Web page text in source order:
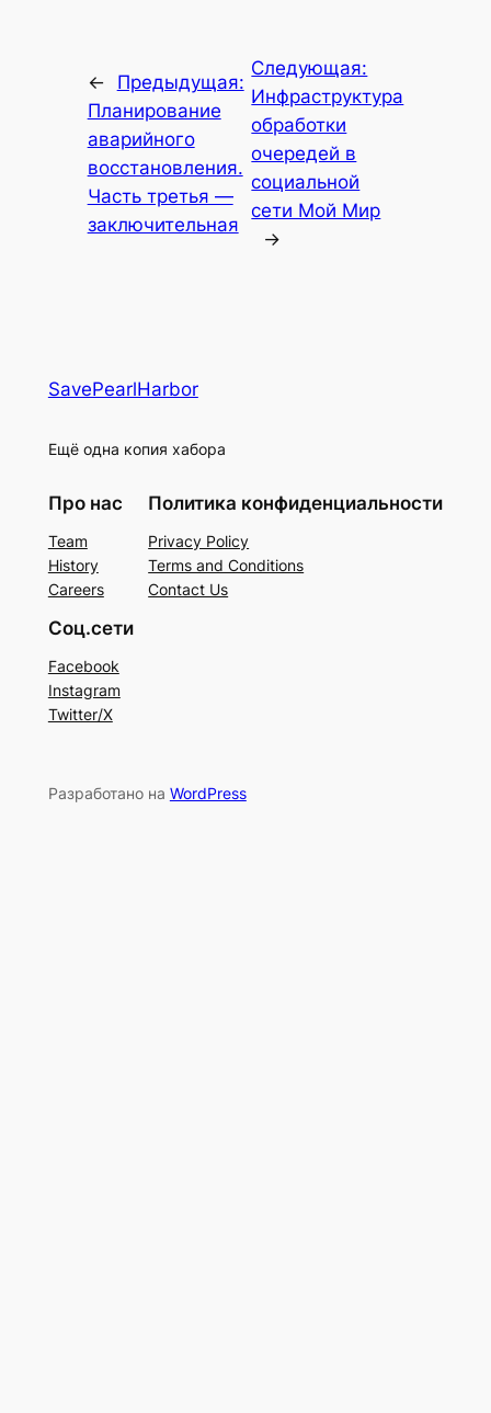
←
Предыдущая:
Планирование
аварийного
восстановления.
Часть третья —
заключительная
Следующая:
Инфраструктура
обработки
очередей в
социальной
сети Мой Мир
→
SavePearlHarbor
Ещё одна копия хабора
Про нас
Team
History
Careers
Политика конфиденциальности
Privacy Policy
Terms and Conditions
Contact Us
Соц.сети
Facebook
Instagram
Twitter/X
Разработано на WordPress